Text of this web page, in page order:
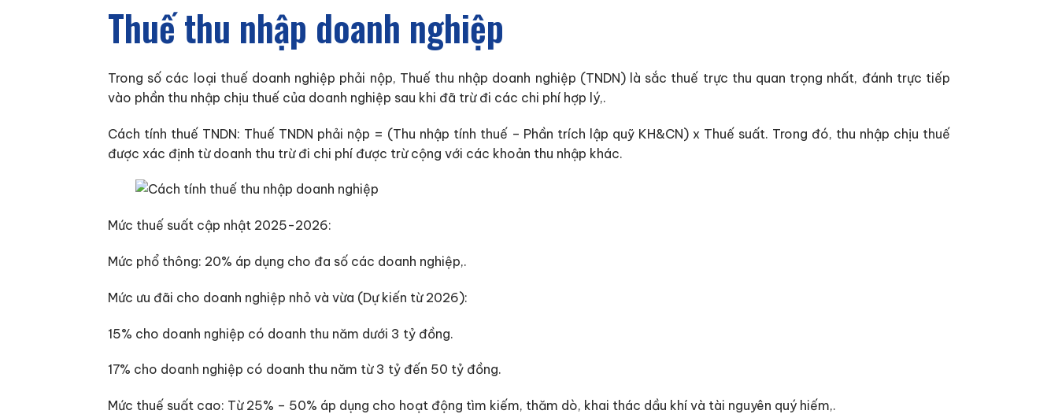
Thuế thu nhập doanh nghiệp
Trong số các loại thuế doanh nghiệp phải nộp, Thuế thu nhập doanh nghiệp (TNDN) là sắc thuế trực thu quan trọng nhất, đánh trực tiếp
vào phần thu nhập chịu thuế của doanh nghiệp sau khi đã trừ đi các chi phí hợp lý,.
Cách tính thuế TNDN: Thuế TNDN phải nộp = (Thu nhập tính thuế – Phần trích lập quỹ KH&CN) x Thuế suất. Trong đó, thu nhập chịu thuế
được xác định từ doanh thu trừ đi chi phí được trừ cộng với các khoản thu nhập khác.
Mức thuế suất cập nhật 2025-2026:
Mức phổ thông: 20% áp dụng cho đa số các doanh nghiệp,.
Mức ưu đãi cho doanh nghiệp nhỏ và vừa (Dự kiến từ 2026):
15% cho doanh nghiệp có doanh thu năm dưới 3 tỷ đồng.
17% cho doanh nghiệp có doanh thu năm từ 3 tỷ đến 50 tỷ đồng.
Mức thuế suất cao: Từ 25% – 50% áp dụng cho hoạt động tìm kiếm, thăm dò, khai thác dầu khí và tài nguyên quý hiếm,.